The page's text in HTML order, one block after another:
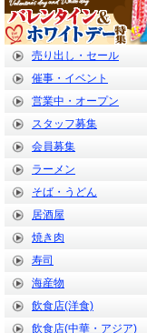
売り出し・セール
催事・イベント
営業中・オープン
スタッフ募集
会員募集
ラーメン
そば・うどん
居酒屋
焼き肉
寿司
海産物
飲食店(洋食)
飲食店(中華・アジア)